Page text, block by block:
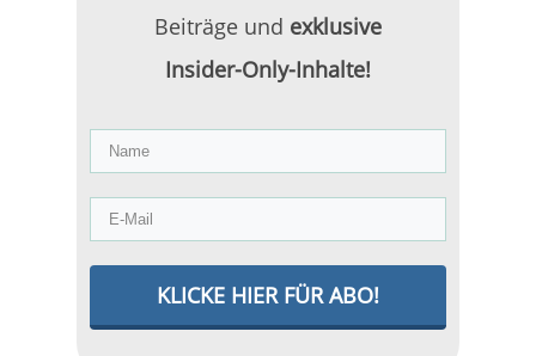
Beiträge und exklusive
Insider-Only-Inhalte!
KLICKE HIER FÜR ABO!